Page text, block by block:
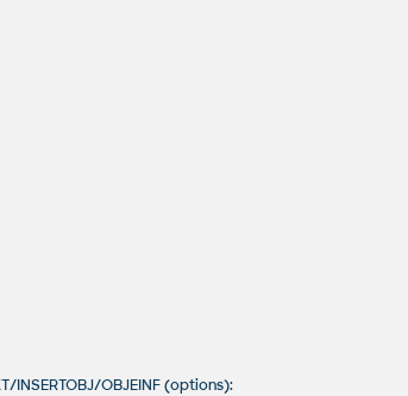
INSERTOBJ/OBJEINF (options):